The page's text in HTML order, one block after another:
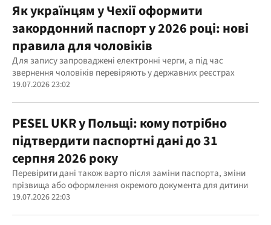
Як українцям у Чехії оформити
закордонний паспорт у 2026 році: нові
правила для чоловіків
Для запису запроваджені електронні черги, а під час
звернення чоловіків перевіряють у державних реєстрах
19.07.2026 23:02
PESEL UKR у Польщі: кому потрібно
підтвердити паспортні дані до 31
серпня 2026 року
Перевірити дані також варто після заміни паспорта, зміни
прізвища або оформлення окремого документа для дитини
19.07.2026 22:03